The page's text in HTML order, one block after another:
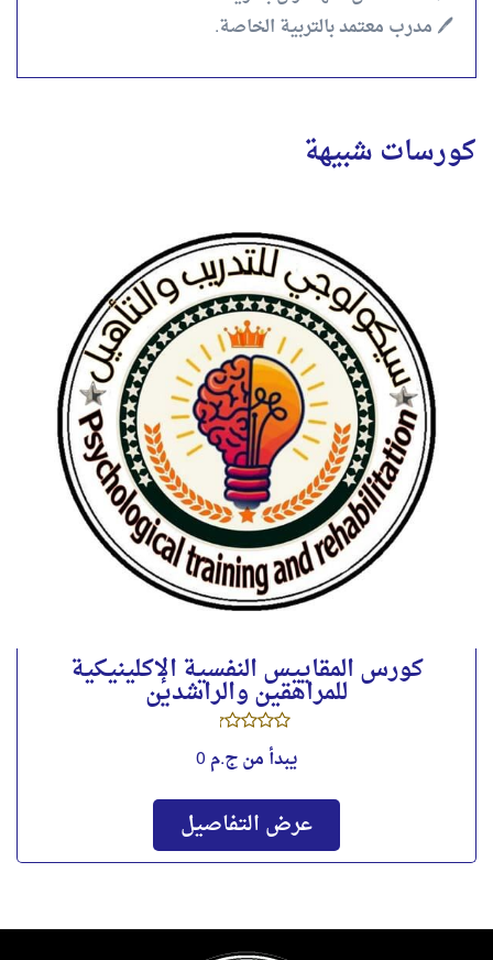
🖊️ مدرب معتمد بالتربية الخاصة.
كورسات شبيهة
كورس المقاييس النفسية الإكلينيكية
للمراهقين والراشدين
يبدأ منج.م 0
عرض التفاصيل